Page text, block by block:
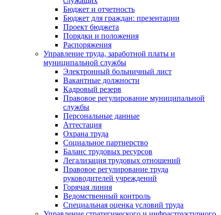
Бюджет и отчетность
Бюджет для граждан: презентации
Проект бюджета
Порядки и положения
Распоряжения
Управление труда, заработной платы и
муниципальной службы
Электронный больничный лист
Вакантные должности
Кадровый резерв
Правовое регулирование муниципальной
службы
Персональные данные
Аттестация
Охрана труда
Социальное партнерство
Баланс трудовых ресурсов
Легализация трудовых отношений
Правовое регулирование труда
руководителей учреждений
Горячая линия
Ведомственный контроль
Специальная оценка условий труда